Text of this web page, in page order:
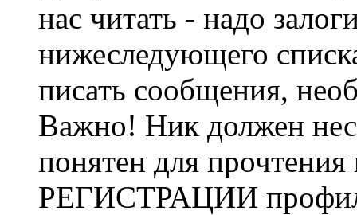
нас читать - надо
нижеследующего
писать сообщения,
Важно! Ник должен
понятен для
РЕГИСТРАЦИИ профиль